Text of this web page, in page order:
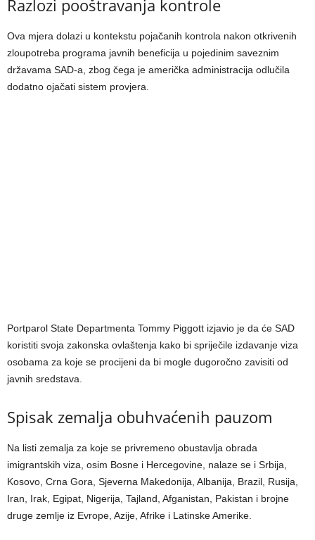
Razlozi pooštravanja kontrole
Ova mjera dolazi u kontekstu pojačanih kontrola nakon otkrivenih
zloupotreba programa javnih beneficija u pojedinim saveznim
državama SAD-a, zbog čega je američka administracija odlučila
dodatno ojačati sistem provjera.
Portparol State Departmenta Tommy Piggott izjavio je da će SAD
koristiti svoja zakonska ovlaštenja kako bi spriječile izdavanje viza
osobama za koje se procijeni da bi mogle dugoročno zavisiti od
javnih sredstava.
Spisak zemalja obuhvaćenih pauzom
Na listi zemalja za koje se privremeno obustavlja obrada
imigrantskih viza, osim Bosne i Hercegovine, nalaze se i Srbija,
Kosovo, Crna Gora, Sjeverna Makedonija, Albanija, Brazil, Rusija,
Iran, Irak, Egipat, Nigerija, Tajland, Afganistan, Pakistan i brojne
druge zemlje iz Evrope, Azije, Afrike i Latinske Amerike.